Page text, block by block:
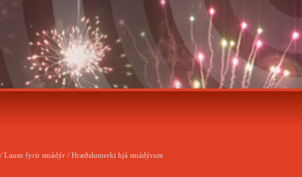
/ Lausn fyrir smádýr / Hræðslumerki hjá smádýrum